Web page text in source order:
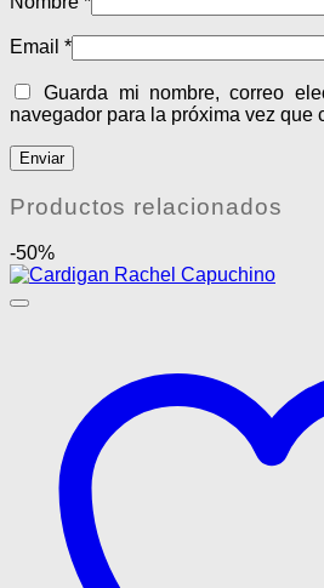
Email *
Guarda mi nombre, correo
navegador para la próxima vez que
Productos relacionados
-50%